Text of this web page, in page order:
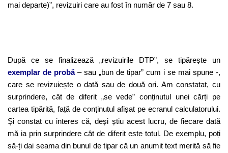
mai departe)”, revizuiri care au fost în număr de 7 sau 8.
După ce se finalizează „revizuirile DTP”, se tipărește un
exemplar de probă– sau „bun de tipar” cum i se mai spune -,
care se revizuiește o dată sau de două ori. Am constatat, cu
surprindere, cât de diferit „se vede” conținutul unei cărți pe
cartea tipărită, față de conținutul afișat pe ecranul calculatorului.
Și constat cu interes că, deși știu acest lucru, de fiecare dată
mă ia prin surprindere cât de diferit este totul. De exemplu, poți
să-ți dai seama din bunul de tipar că un anumit text merită să fie